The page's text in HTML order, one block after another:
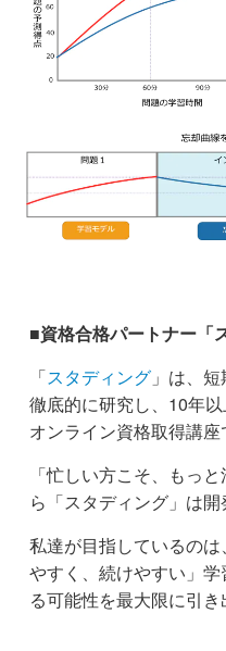
■資格合格パートナー「
「スタディング 」は、
徹底的に研究し、10年
オンライン資格取得講座
「忙しい方こそ、もっ
ら「スタディング」は開
私達が目指しているの
やすく、続けやすい」
る可能性を最大限に引き